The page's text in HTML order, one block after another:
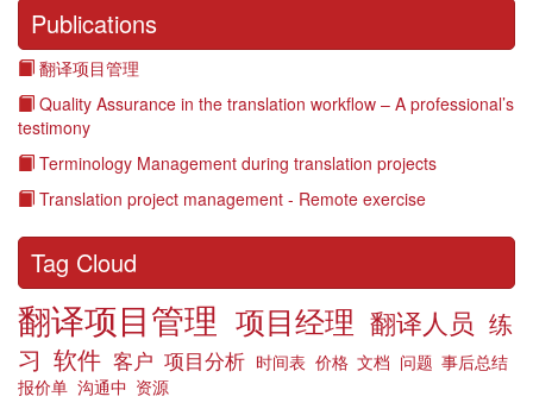
Publications
翻译项目管理
Quality Assurance in the translation workflow – A professional’s
testimony
Terminology Management during translation projects
Translation project management - Remote exercise
Tag Cloud
翻译项目管理 项目经理 翻译人员 练
习 软件 客户 项目分析 时间表 价格 文档 问题 事后总结
报价单 沟通中 资源